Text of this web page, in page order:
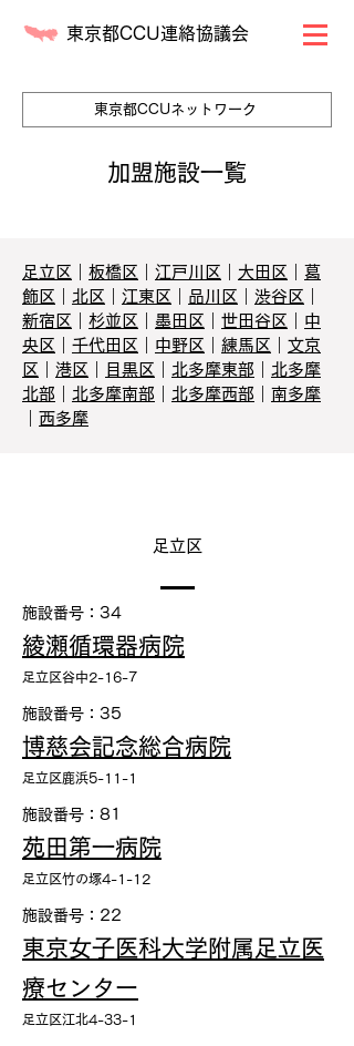
東京都CCU連絡協議会
東京都CCUネットワーク
加盟施設一覧
足立区 板橋区 江戸川区 大田区
葛
飾区
北区 江東区 品川区 渋谷区
新宿区
杉並区 墨田区 世田谷区
中
央区
千代田区 中野区 練馬区
文京
区
港区 目黒区 北多摩東部
北多摩
北部
北多摩南部 北多摩西部
南多摩
西多摩
足立区
施設番号：34
綾瀬循環器病院
足立区谷中2-16-7
施設番号：35
博慈会記念総合病院
足立区鹿浜5-11-1
施設番号：81
苑田第一病院
足立区竹の塚4-1-12
施設番号：22
東京女子医科大学附属足立医
療センター
足立区江北4-33-1